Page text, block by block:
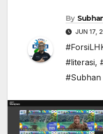
By
JUN 17,
#literasi,
#Subhan